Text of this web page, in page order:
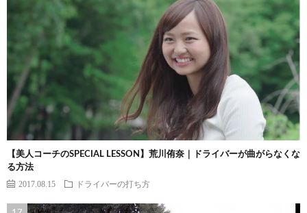
【美人コーチのSPECIAL LESSON】荒川侑奈｜ドライバーが曲がらなくな
る方法
2017.08.15 ドライバーの打ち方